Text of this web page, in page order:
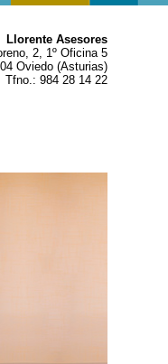
Llorente Asesores
2, 1º Oficina 5
Oviedo (Asturias)
Tfno.: 984 28 14 22